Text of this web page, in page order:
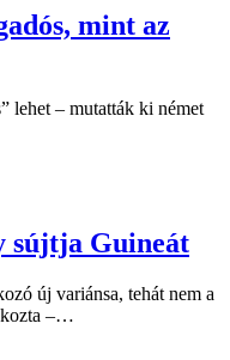
mint az
lehet – mutatták ki német
sújtja Guineát
új variánsa, tehát nem a
–…